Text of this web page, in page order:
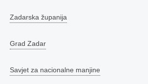
Zadarska županija
Grad Zadar
Savjet za nacionalne manjine